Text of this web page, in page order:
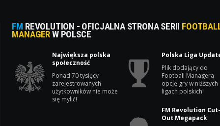
FM REVOLUTION - OFICJALNA STRONA SERII
MANAGERW POLSCE
Największa polska
społeczność
Ponad 70 tysięcy
zarejestrowanych
użytkowników nie może
się mylić!
Polska Liga
Plik dodający do
Football Managera
opcję gry w niższych
ligach polskich!
FM Revolution
Out Megapack